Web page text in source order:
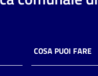
COSA PUOI FARE